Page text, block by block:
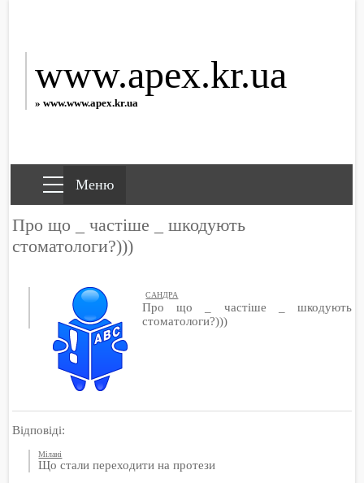
www.apex.kr.ua
» www.www.apex.kr.ua
Про що _ частіше _ шкодують
стоматологи?)))
САНДРА
Про що _ частіше _ шкодують
стоматологи?)))
Відповіді:
Мілані
Що стали переходити на протези